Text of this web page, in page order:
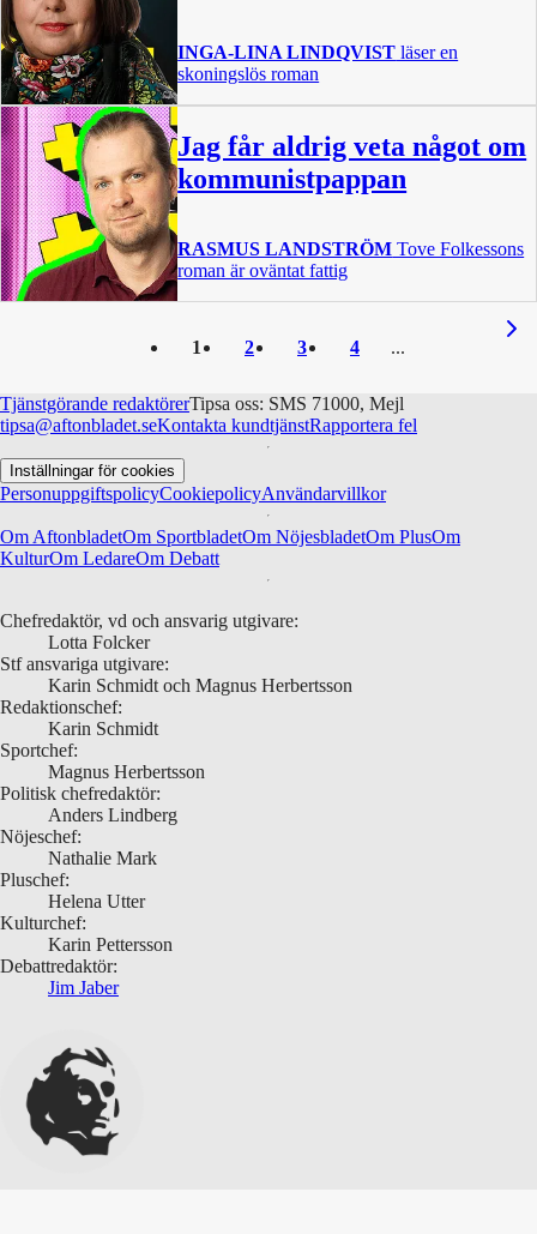
INGA-LINA LINDQVIST läser en
skoningslös roman
Jag får aldrig veta något om
kommunistpappan
RASMUS LANDSTRÖM Tove Folkessons
roman är oväntat fattig
1 2 3 4
Tjänstgörande redaktörerTipsa oss: SMS 71000, Mejl
tipsa@aftonbladet.seKontakta kundtjänstRapportera fel
Inställningar för cookies
PersonuppgiftspolicyCookiepolicyAnvändarvillkor
Om AftonbladetOm SportbladetOm NöjesbladetOm PlusOm
KulturOm LedareOm Debatt
Chefredaktör, vd och ansvarig utgivare:
Lotta Folcker
Stf ansvariga utgivare:
Karin Schmidt och Magnus Herbertsson
Redaktionschef:
Karin Schmidt
Sportchef:
Magnus Herbertsson
Politisk chefredaktör:
Anders Lindberg
Nöjeschef:
Nathalie Mark
Pluschef:
Helena Utter
Kulturchef:
Karin Pettersson
Debattredaktör:
Jim Jaber